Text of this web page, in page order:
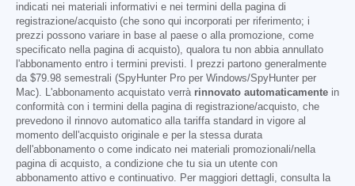
indicati nei materiali informativi e nei termini della pagina di
registrazione/acquisto (che sono qui incorporati per riferimento; i
prezzi possono variare in base al paese o alla promozione, come
specificato nella pagina di acquisto), qualora tu non abbia annullato
l'abbonamento entro i termini previsti. I prezzi partono generalmente
da $79.98 semestrali (SpyHunter Pro per Windows/SpyHunter per
Mac). L'abbonamento acquistato verrà rinnovato automaticamente in
conformità con i termini della pagina di registrazione/acquisto, che
prevedono il rinnovo automatico alla tariffa standard in vigore al
momento dell'acquisto originale e per la stessa durata
dell'abbonamento o come indicato nei materiali promozionali/nella
pagina di acquisto, a condizione che tu sia un utente con
abbonamento attivo e continuativo. Per maggiori dettagli, consulta la